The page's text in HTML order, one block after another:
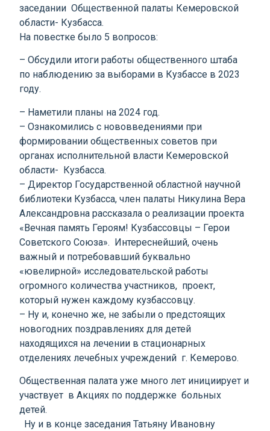
заседании Общественной палаты Кемеровской
области- Кузбасса.
На повестке было 5 вопросов:
– Обсудили итоги работы общественного штаба
по наблюдению за выборами в Кузбассе в 2023
году.
– Наметили планы на 2024 год.
– Ознакомились с нововведениями при
формировании общественных советов при
органах исполнительной власти Кемеровской
области- Кузбасса.
– Директор Государственной областной научной
библиотеки Кузбасса, член палаты Никулина Вера
Александровна рассказала о реализации проекта
«Вечная память Героям! Кузбассовцы – Герои
Советского Союза». Интереснейший, очень
важный и потребовавший буквально
«ювелирной» исследовательской работы
огромного количества участников, проект,
который нужен каждому кузбассовцу.
– Ну и, конечно же, не забыли о предстоящих
новогодних поздравлениях для детей
находящихся на лечении в стационарных
отделениях лечебных учреждений г. Кемерово.
Общественная палата уже много лет инициирует и
участвует в Акциях по поддержке больных
детей.
Ну и в конце заседания Татьяну Ивановну